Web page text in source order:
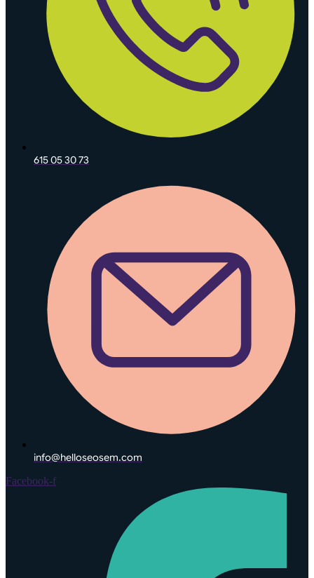
615 05 30 73
info@helloseosem.com
Facebook-f